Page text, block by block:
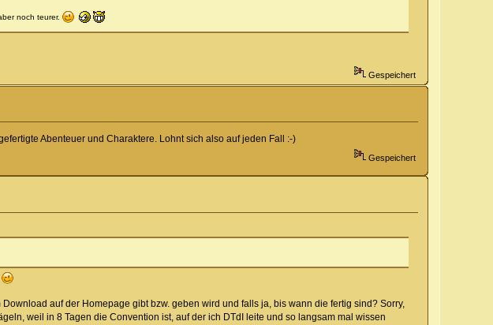
noch teurer.
Gespeichert
Abenteuer und Charaktere. Lohnt sich also auf jeden Fall :-)
Gespeichert
auf der Homepage gibt bzw. geben wird und falls ja, bis wann die fertig sind? Sorry,
weil in 8 Tagen die Convention ist, auf der ich DTdI leite und so langsam mal wissen